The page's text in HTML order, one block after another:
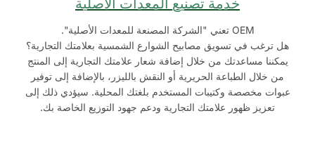
OEM تعني "الشركة المصنعة للمعدات الأصلية".
هل ترغب في تسويق مصابيح الشوارع الشمسية بعلامتك التجارية؟
يمكننا مساعدتك من خلال إضافة شعار علامتك التجارية إلى المنتج
من خلال الطباعة الحريرية أو النقش بالليزر، بالإضافة إلى توفير
عبوات مخصصة وكتيبات المستخدم بلغتك المحلية. سيؤدي ذلك إلى
تعزيز ظهور علامتك التجارية ودعم جهود التوزيع الخاصة بك.